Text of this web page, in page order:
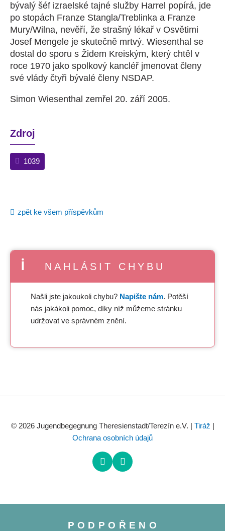
bývalý šéf izraelské tajné služby Harrel popírá, jde
po stopách Franze Stangla/Treblinka a Franze
Mury/Wilna, nevěří, že strašný lékař v Osvětimi
Josef Mengele je skutečně mrtvý. Wiesenthal se
dostal do sporu s Židem Kreiským, který chtěl v
roce 1970 jako spolkový kancléř jmenovat členy
své vlády čtyři bývalé členy NSDAP.
Simon Wiesenthal zemřel 20. září 2005.
Zdroj
1039
zpět ke všem příspěvkům
NAHLÁSIT CHYBU
Našli jste jakoukoli chybu? Napište nám. Potěší
nás jakákoli pomoc, díky níž můžeme stránku
udržovat ve správném znění.
© 2026 Jugendbegegnung Theresienstadt/Terezín e.V. | Tiráž |
Ochrana osobních údajů
PODPOŘENO